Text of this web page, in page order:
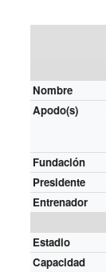
Nombre
Apodo(s)
Fundación
Presidente
Entrenador
Estadio
Capacidad